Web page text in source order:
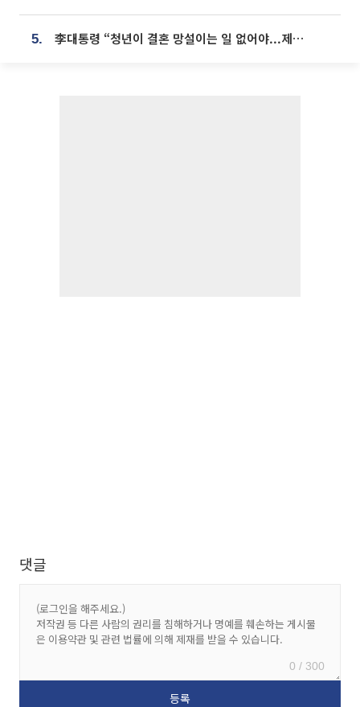
5. 李대통령 “청년이 결혼 망설이는 일 없어야...제도상 불이익 조사”
댓글
0 / 300